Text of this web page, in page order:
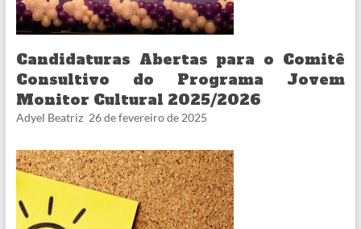
Candidaturas Abertas para o Comitê
Consultivo do Programa Jovem
Monitor Cultural 2025/2026
Adyel Beatriz 26 de fevereiro de 2025